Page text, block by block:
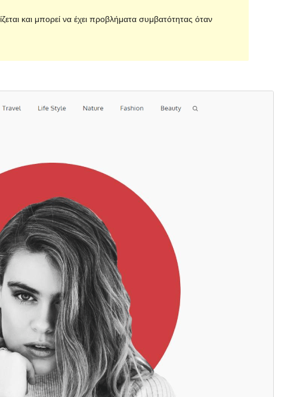
και μπορεί να έχει προβλήματα συμβατότητας όταν
Προεπισκόπηση
Αυτό είναι ένα θυγατρικό θέμα του
Έκδοση
Τελευταία ενημέρωση
Ενεργές εγκαταστάσεις
Έκδοση WordPress
Έκδοση ΡΗΡ
Αρχική σελίδα θέματος